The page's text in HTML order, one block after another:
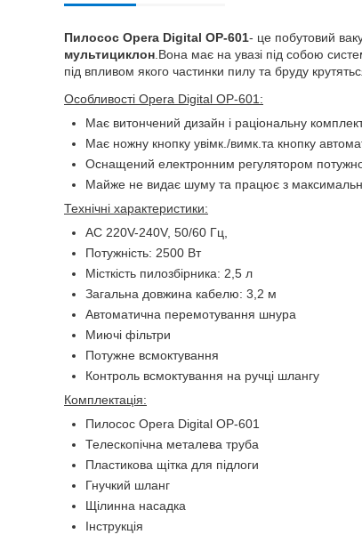
Пилосос Opera Digital ОР-601- це побутовий
мультициклон .Вона має на увазі під собою
під впливом якого частинки пилу та бруду
Особливості Opera Digital ОР-601:
Має витончений дизайн і раціональну
Має ножну кнопку увімк./вимк.та кнопку
Оснащений електронним регулятором
Майже не видає шуму та працює з
Технічні характеристики:
AC 220V-240V, 50/60 Гц,
Потужність: 2500 Вт
Місткість пилозбірника: 2,5 л
Загальна довжина кабелю: 3,2 м
Автоматична перемотування шнура
Миючі фільтри
Потужне всмоктування
Контроль всмоктування на ручці шлангу
Комплектація:
Пилосос Opera Digital ОР-601
Телескопічна металева труба
Пластикова щітка для підлоги
Гнучкий шланг
Щілинна насадка
Інструкція